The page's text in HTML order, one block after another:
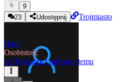
9
23
Udostępnij Trojmiasto
Hasti
Osobistość
w Hydepark3 miesiące temu